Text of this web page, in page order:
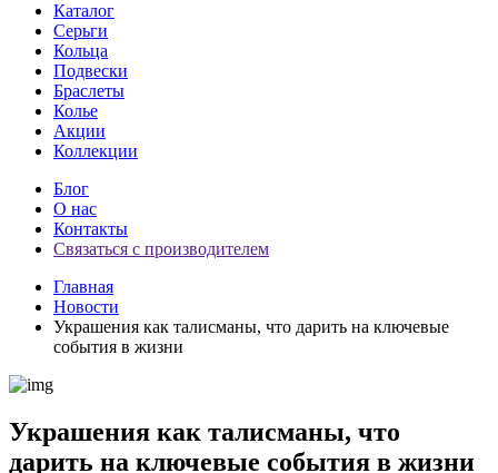
Каталог
Серьги
Кольца
Подвески
Браслеты
Колье
Акции
Коллекции
Блог
О нас
Контакты
Связаться с производителем
Главная
Новости
Украшения как талисманы, что дарить на ключевые
события в жизни
Украшения как талисманы, что
дарить на ключевые события в жизни